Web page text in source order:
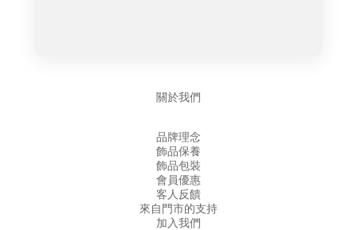
關於我們
品牌理念
飾品保養
飾品包裝
會員優惠
客人反饋
來自門市的支持
加入我們